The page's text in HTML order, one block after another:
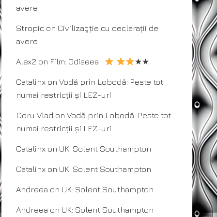
avere
Stropic on Civilizaçție cu declarații de
avere
Alex2 on Film: Odiseea ★★
Catalinx on Vodă prin Lobodă: Peste tot
numai restricții și LEZ-uri
Doru Vlad on Vodă prin Lobodă: Peste tot
numai restricții și LEZ-uri
Catalinx on UK: Solent Southampton
Catalinx on UK: Solent Southampton
Andreea on UK: Solent Southampton
Andreea on UK: Solent Southampton